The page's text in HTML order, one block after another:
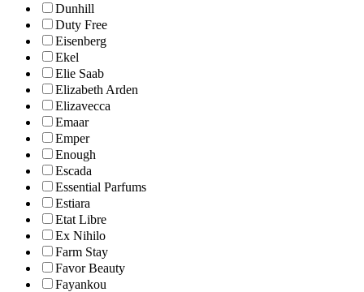
Dunhill
Duty Free
Eisenberg
Ekel
Elie Saab
Elizabeth Arden
Elizavecca
Emaar
Emper
Enough
Escada
Essential Parfums
Estiara
Etat Libre
Ex Nihilo
Farm Stay
Favor Beauty
Fayankou